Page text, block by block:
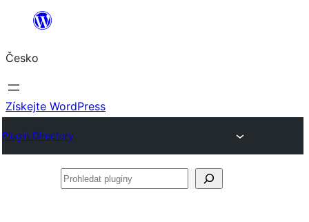
Přeskočit
obsah
Česko
Získejte WordPress
Plugin Directory
Prohledat